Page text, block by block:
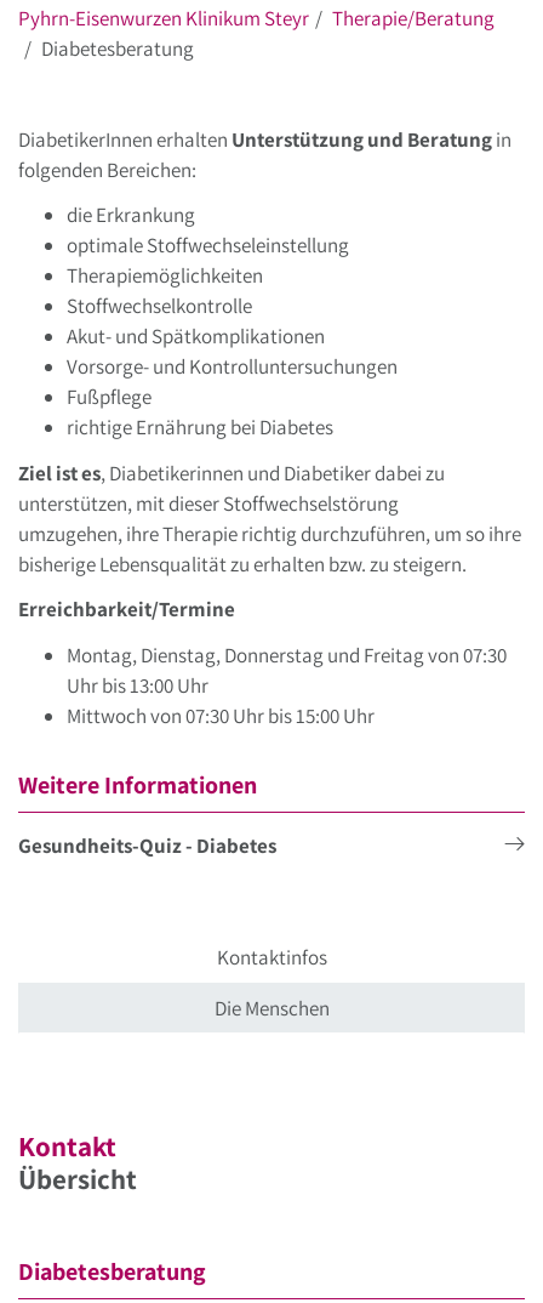
Pyhrn-Eisenwurzen Klinikum Steyr
Therapie/Beratung
Diabetesberatung
DiabetikerInnen erhalten Unterstützung und Beratungin
folgenden Bereichen:
die Erkrankung
optimale Stoffwechseleinstellung
Therapiemöglichkeiten
Stoffwechselkontrolle
Akut- und Spätkomplikationen
Vorsorge- und Kontrolluntersuchungen
Fußpflege
richtige Ernährung bei Diabetes
Ziel ist es, Diabetikerinnen und Diabetiker dabei zu
unterstützen, mit dieser Stoffwechselstörung
umzugehen, ihre Therapie richtig durchzuführen, um so ihre
bisherige Lebensqualität zu erhalten bzw. zu steigern.
Erreichbarkeit/Termine
Montag, Dienstag, Donnerstag und Freitag von 07:30
Uhr bis 13:00 Uhr
Mittwoch von 07:30 Uhr bis 15:00 Uhr
Weitere Informationen
Gesundheits-Quiz - Diabetes
Kontaktinfos
Die Menschen
Kontakt
Übersicht
Diabetesberatung